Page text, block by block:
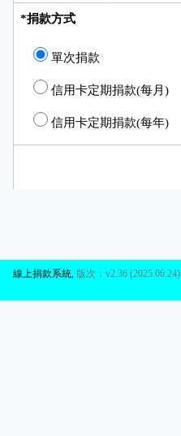
*捐款方式
單次捐款
信用卡定期捐款(每月)
信用卡定期捐款(每年)
線上捐款系統 版次：v2.36 (2025.06.24)